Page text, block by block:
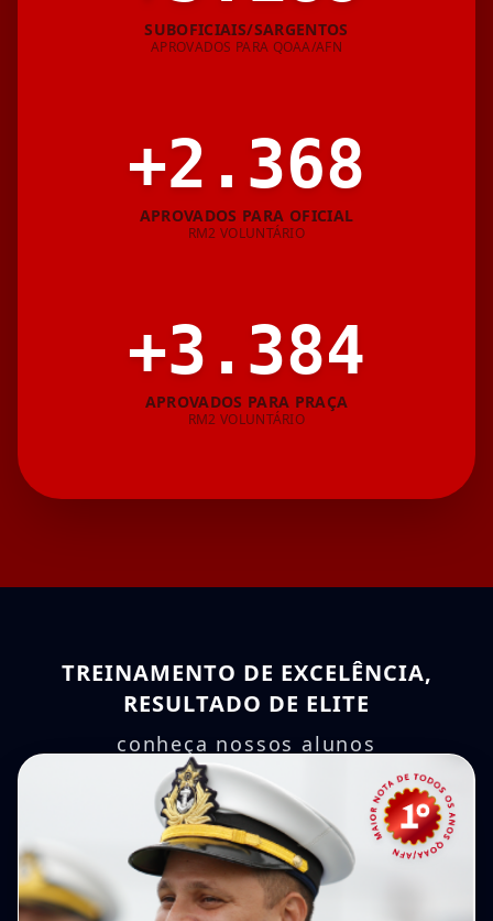
SUBOFICIAIS/SARGENTOS
APROVADOS PARA QOAA/AFN
+2.368
APROVADOS PARA OFICIAL
RM2 VOLUNTÁRIO
+3.384
APROVADOS PARA PRAÇA
RM2 VOLUNTÁRIO
TREINAMENTO DE EXCELÊNCIA,
RESULTADO DE ELITE
conheça nossos alunos